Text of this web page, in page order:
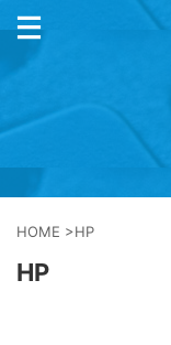
HOME >HP
HP